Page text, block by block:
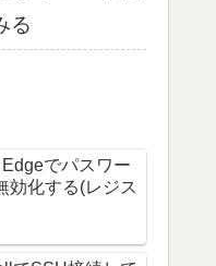
る
でパスワー
効化する(レジス